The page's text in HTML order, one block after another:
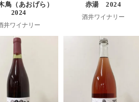
鳥（あおげら）
2024
井ワイナリー
赤湯 2024
酒井ワイナリー